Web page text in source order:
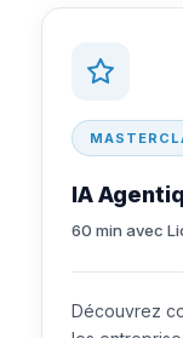
IA
60 min avec
Découvrez